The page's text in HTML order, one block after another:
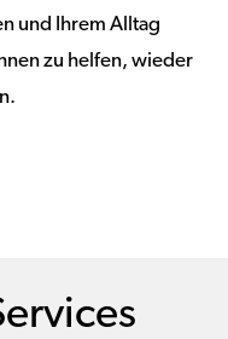
und Ihrem Alltag
zu helfen, wieder